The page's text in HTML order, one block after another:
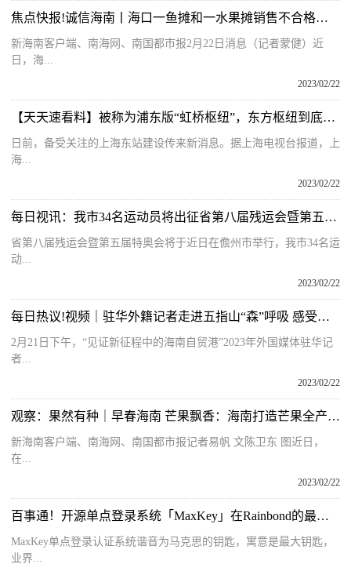
焦点快报!诚信海南丨海口一鱼摊和一水果摊销售不合格食品 两案件被移送公安机关侦办
新海南客户端、南海网、南国都市报2月22日消息（记者蒙健）近
日，海...
2023/02/22
【天天速看料】被称为浦东版“虹桥枢纽”，东方枢纽到底是什么？
日前，备受关注的上海东站建设传来新消息。据上海电视台报道，上
海...
2023/02/22
每日视讯：我市34名运动员将出征省第八届残运会暨第五届特奥会
省第八届残运会暨第五届特奥会将于近日在儋州市举行，我市34名运
动...
2023/02/22
每日热议!视频｜驻华外籍记者走进五指山“森”呼吸 感受毛纳村的热情
2月21日下午，“见证新征程中的海南自贸港”2023年外国媒体驻华记
者...
2023/02/22
观察：果然有种｜早春海南 芒果飘香：海南打造芒果全产业链 提高市场竞争力
新海南客户端、南海网、南国都市报记者易帆 文陈卫东 图近日，
在...
2023/02/22
百事通！开源单点登录系统「MaxKey」在Rainbond的最佳实践
MaxKey单点登录认证系统谐音为马克思的钥匙，寓意是最大钥匙，
业界...